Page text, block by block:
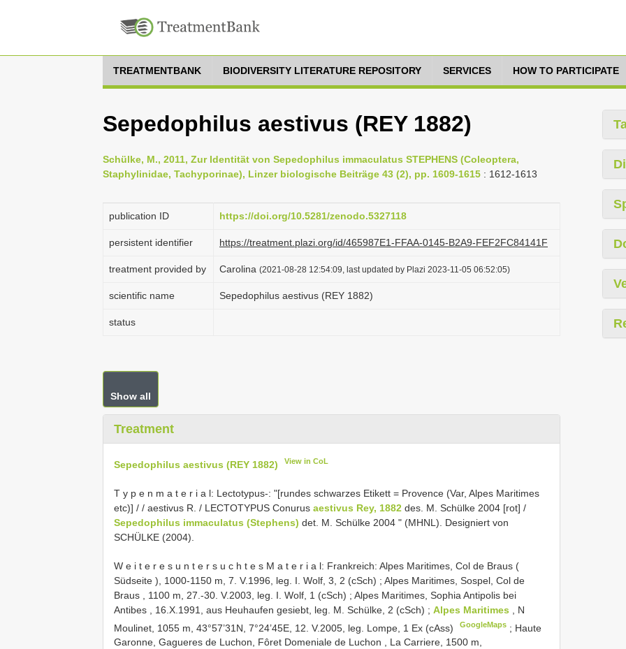
TREATMENTBANK BIODIVERSITY LITERATURE REPOSITORY SERVICES HOW TO PARTICIPATE
Sepedophilus aestivus (REY 1882)
Schülke, M., 2011, Zur Identität von Sepedophilus immaculatus STEPHENS (Coleoptera,
Staphylinidae, Tachyporinae), Linzer biologische Beiträge 43 (2), pp. 1609-1615 : 1612-1613
publication ID https://doi.org/10.5281/zenodo.5327118
persistent identifier https://treatment.plazi.org/id/465987E1-FFAA-0145-B2A9-FEF2FC84141F
treatment provided by Carolina (2021-08-28 12:54:09, last updated by Plazi 2023-11-05 06:52:05)
scientific name Sepedophilus aestivus (REY 1882)
status
Show all
Treatment
Sepedophilus aestivus (REY 1882) View in CoL
T y p e n m a t e r i a l: Lectotypus-: "[rundes schwarzes Etikett = Provence (Var, Alpes Maritimes
etc)] / / aestivus R. / LECTOTYPUS Conurus aestivus Rey, 1882 des. M. Schülke 2004 [rot] /
Sepedophilus immaculatus (Stephens) det. M. Schülke 2004 " (MHNL). Designiert von
SCHÜLKE (2004).
W e i t e r e s u n t e r s u c h t e s M a t e r i a l: Frankreich: Alpes Maritimes, Col de Braus (
Südseite ), 1000-1150 m, 7. V.1996, leg. I. Wolf, 3, 2 (cSch) ; Alpes Maritimes, Sospel, Col de
Braus , 1100 m, 27.-30. V.2003, leg. I. Wolf, 1 (cSch) ; Alpes Maritimes, Sophia Antipolis bei
Antibes , 16.X.1991, aus Heuhaufen gesiebt, leg. M. Schülke, 2 (cSch) ; Alpes Maritimes
, N
Moulinet, 1055 m, 43°57’31N, 7°24’45E, 12. V.2005, leg. Lompe, 1 Ex (cAss)
GoogleMaps ; Haute
Garonne, Gagueres de Luchon, Fôret Domeniale de Luchon , La Carriere, 1500 m,